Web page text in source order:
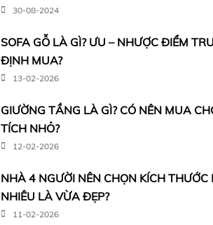
30-08-2024
SOFA GỖ LÀ GÌ? ƯU – NHƯỢC ĐIỂM
ĐỊNH MUA?
13-02-2026
GIƯỜNG TẦNG LÀ GÌ? CÓ NÊN MUA
TÍCH NHỎ?
12-02-2026
NHÀ 4 NGƯỜI NÊN CHỌN KÍCH
NHIÊU LÀ VỪA ĐẸP?
11-02-2026